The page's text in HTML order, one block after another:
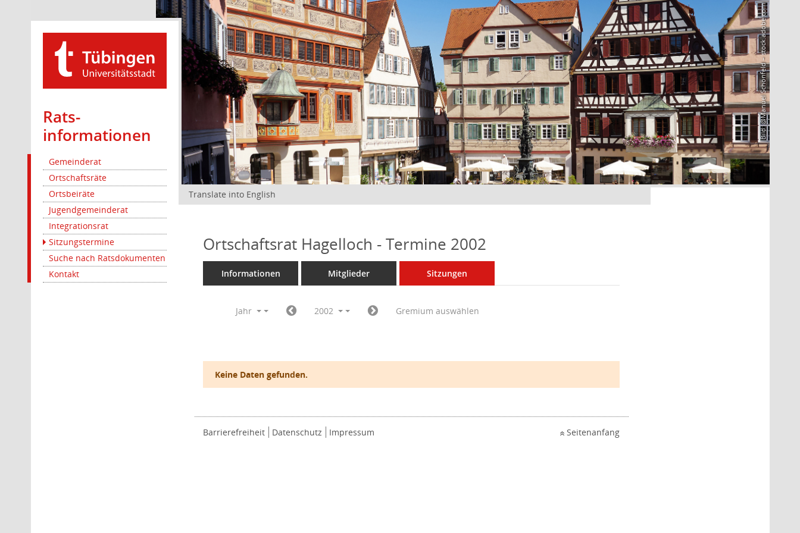
Rats­
informationen
Gemeinderat
Ortschaftsräte
Ortsbeiräte
Jugendgemeinderat
Integrationsrat
Sitzungstermine
Suche nach Ratsdokumenten
Kontakt
Bild: @Manuel Schönfeld – stock.adobe.com
Translate into English
Ortschaftsrat Hagelloch - Termine 2002
Informationen Mitglieder Sitzungen
Jahr 2002 Gremium auswählen
Keine Daten gefunden.
Barrierefreiheit Datenschutz Impressum Seitenanfang